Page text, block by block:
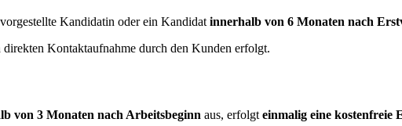
Kandidatin oder ein Kandidat innerhalb von 6 Monaten nach
Kontaktaufnahme durch den Kunden erfolgt.
von 3 Monaten nach Arbeitsbeginn aus, erfolgt einmalig eine kostenfreie